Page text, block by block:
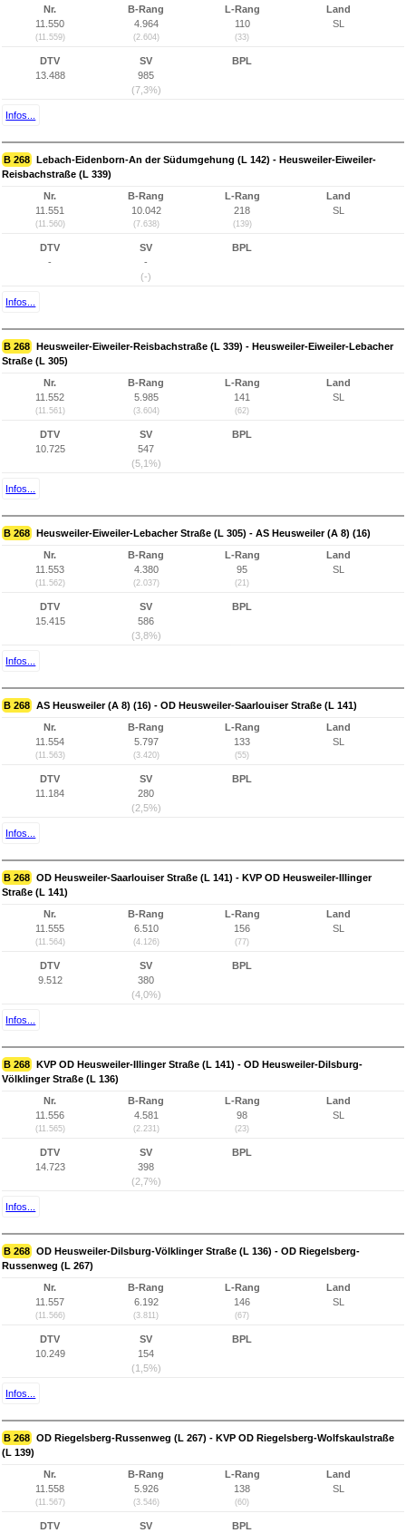
Nr.
11.550
(11.559)
B-Rang
4.964
(2.604)
L-Rang
110
(33)
Land
SL
DTV
13.488
SV
985
(7,3%)
BPL
Infos...
B 268 Lebach-Eidenborn-An der Südumgehung (L 142) - Heusweiler-Eiweiler-
Reisbachstraße (L 339)
Nr.
11.551
(11.560)
B-Rang
10.042
(7.638)
L-Rang
218
(139)
Land
SL
DTV
-
SV
-
(-)
BPL
Infos...
B 268 Heusweiler-Eiweiler-Reisbachstraße (L 339) - Heusweiler-Eiweiler-Lebacher
Straße (L 305)
Nr.
11.552
(11.561)
B-Rang
5.985
(3.604)
L-Rang
141
(62)
Land
SL
DTV
10.725
SV
547
(5,1%)
BPL
Infos...
B 268 Heusweiler-Eiweiler-Lebacher Straße (L 305) - AS Heusweiler (A 8) (16)
Nr.
11.553
(11.562)
B-Rang
4.380
(2.037)
L-Rang
95
(21)
Land
SL
DTV
15.415
SV
586
(3,8%)
BPL
Infos...
B 268 AS Heusweiler (A 8) (16) - OD Heusweiler-Saarlouiser Straße (L 141)
Nr.
11.554
(11.563)
B-Rang
5.797
(3.420)
L-Rang
133
(55)
Land
SL
DTV
11.184
SV
280
(2,5%)
BPL
Infos...
B 268 OD Heusweiler-Saarlouiser Straße (L 141) - KVP OD Heusweiler-Illinger
Straße (L 141)
Nr.
11.555
(11.564)
B-Rang
6.510
(4.126)
L-Rang
156
(77)
Land
SL
DTV
9.512
SV
380
(4,0%)
BPL
Infos...
B 268 KVP OD Heusweiler-Illinger Straße (L 141) - OD Heusweiler-Dilsburg-
Völklinger Straße (L 136)
Nr.
11.556
(11.565)
B-Rang
4.581
(2.231)
L-Rang
98
(23)
Land
SL
DTV
14.723
SV
398
(2,7%)
BPL
Infos...
B 268 OD Heusweiler-Dilsburg-Völklinger Straße (L 136) - OD Riegelsberg-
Russenweg (L 267)
Nr.
11.557
(11.566)
B-Rang
6.192
(3.811)
L-Rang
146
(67)
Land
SL
DTV
10.249
SV
154
(1,5%)
BPL
Infos...
B 268 OD Riegelsberg-Russenweg (L 267) - KVP OD Riegelsberg-Wolfskaulstraße
(L 139)
Nr.
11.558
(11.567)
B-Rang
5.926
(3.546)
L-Rang
138
(60)
Land
SL
DTV
SV
BPL